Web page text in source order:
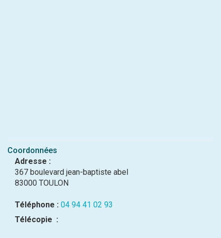
Coordonnées
Adresse :
367 boulevard jean-baptiste abel
83000 TOULON
Téléphone : 04 94 41 02 93
Télécopie :